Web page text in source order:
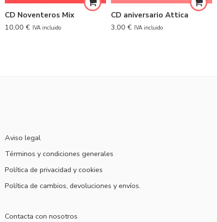
CD Noventeros Mix
10,00 € IVA incluido
CD aniversario Attica
3,00 € IVA incluido
Aviso legal
Términos y condiciones generales
Política de privacidad y cookies
Política de cambios, devoluciones y envíos.
Contacta con nosotros